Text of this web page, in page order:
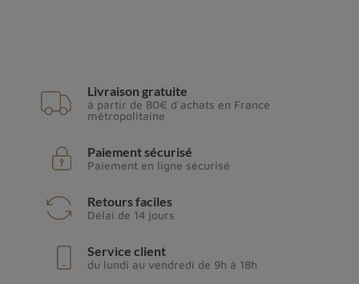
Livraison gratuite
à partir de 80€ d'achats en France
métropolitaine
Paiement sécurisé
Paiement en ligne sécurisé
Retours faciles
Délai de 14 jours
Service client
du lundi au vendredi de 9h à 18h